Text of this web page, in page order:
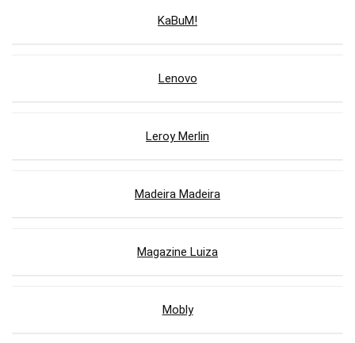
KaBuM!
Lenovo
Leroy Merlin
Madeira Madeira
Magazine Luiza
Mobly